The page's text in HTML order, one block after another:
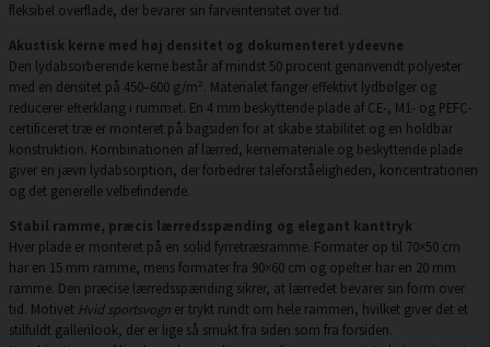
fleksibel overflade, der bevarer sin farveintensitet over tid.
Akustisk kerne med høj densitet og dokumenteret ydeevne
Den lydabsorberende kerne består af mindst 50 procent genanvendt polyester
med en densitet på 450–600 g/m². Materialet fanger effektivt lydbølger og
reducerer efterklang i rummet. En 4 mm beskyttende plade af CE-, M1- og PEFC-
certificeret træ er monteret på bagsiden for at skabe stabilitet og en holdbar
konstruktion. Kombinationen af lærred, kernemateriale og beskyttende plade
giver en jævn lydabsorption, der forbedrer taleforståeligheden, koncentrationen
og det generelle velbefindende.
Stabil ramme, præcis lærredsspænding og elegant kanttryk
Hver plade er monteret på en solid fyrretræsramme. Formater op til 70×50 cm
har en 15 mm ramme, mens formater fra 90×60 cm og opefter har en 20 mm
ramme. Den præcise lærredsspænding sikrer, at lærredet bevarer sin form over
tid. Motivet Hvid sportsvogn er trykt rundt om hele rammen, hvilket giver det et
stilfuldt gallerilook, der er lige så smukt fra siden som fra forsiden.